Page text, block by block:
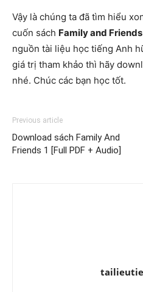
Vậy là chúng ta đã tìm hiểu
cuốn sách Family and
nguồn tài liệu học tiếng Anh
giá trị tham khảo thì hãy
nhé. Chúc các bạn học tốt.
Previous article
Download sách Family And
Friends 1 [Full PDF + Audio]